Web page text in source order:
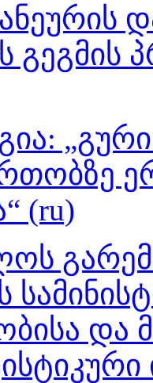
(ru)
და